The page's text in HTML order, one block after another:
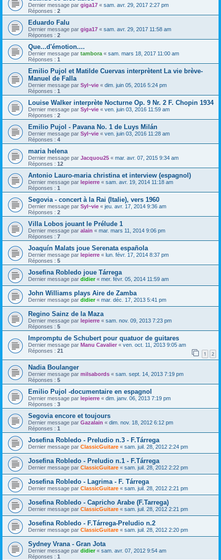
Dernier message par giga17 « sam. avr. 29, 2017 2:27 pm
Réponses : 2
Eduardo Falu
Dernier message par giga17 « sam. avr. 29, 2017 11:58 am
Réponses : 2
Que...d'émotion....
Dernier message par tambora « sam. mars 18, 2017 11:00 am
Réponses : 1
Emilio Pujol et Matilde Cuervas interprètent La vie brève-
Manuel de Falla
Dernier message par Syl~vie « dim. juin 05, 2016 5:24 pm
Réponses : 1
Louise Walker interprète Nocturne Op. 9 Nr. 2 F. Chopin 1934
Dernier message par Syl~vie « ven. juin 03, 2016 11:59 am
Réponses : 2
Emilio Pujol - Pavana No. 1 de Luys Milán
Dernier message par Syl~vie « ven. juin 03, 2016 11:28 am
Réponses : 4
maria helena
Dernier message par Jacquou25 « mar. avr. 07, 2015 9:34 am
Réponses : 12
Antonio Lauro-maria christina et interview (espagnol)
Dernier message par lepierre « sam. avr. 19, 2014 11:18 am
Réponses : 1
Segovia - concert à la Rai (Italie), vers 1960
Dernier message par Syl~vie « jeu. avr. 17, 2014 9:36 am
Réponses : 2
Villa Lobos jouant le Prélude 1
Dernier message par alain « mar. mars 11, 2014 9:06 pm
Réponses : 7
Joaquín Malats joue Serenata española
Dernier message par lepierre « lun. févr. 17, 2014 8:37 pm
Réponses : 5
Josefina Robledo joue Tárrega
Dernier message par didier« mer. févr. 05, 2014 11:59 am
John Williams plays Aire de Zamba
Dernier message par didier« mar. déc. 17, 2013 5:41 pm
Regino Sainz de la Maza
Dernier message par lepierre « sam. nov. 09, 2013 7:23 pm
Réponses : 5
Impromptu de Schubert pour quatuor de guitares
Dernier message par Manu Cavalier « ven. oct. 11, 2013 9:05 am
Réponses : 21 1 2
Nadia Boulanger
Dernier message par milsabords « sam. sept. 14, 2013 7:19 pm
Réponses : 5
Emilio Pujol -documentaire en espagnol
Dernier message par lepierre « dim. janv. 06, 2013 7:19 pm
Réponses : 3
Segovia encore et toujours
Dernier message par Gazalain « dim. nov. 18, 2012 6:12 pm
Réponses : 1
Josefina Robledo - Preludio n.3 - F.Tárrega
Dernier message par ClassicGuitare « sam. juil. 28, 2012 2:24 pm
Josefina Robledo - Preludio n.1 - F.Tárrega
Dernier message par ClassicGuitare « sam. juil. 28, 2012 2:22 pm
Josefina Robledo - Lagrima - F. Tárrega
Dernier message par ClassicGuitare « sam. juil. 28, 2012 2:21 pm
Josefina Robledo - Capricho Arabe (F.Tarrega)
Dernier message par ClassicGuitare « sam. juil. 28, 2012 2:21 pm
Josefina Robledo - F.Tárrega-Preludio n.2
Dernier message par ClassicGuitare « sam. juil. 28, 2012 2:20 pm
Sydney Vrana - Gran Jota
Dernier message par didier« sam. avr. 07, 2012 9:54 am
Réponses : 1